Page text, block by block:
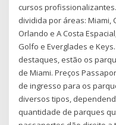
cursos profissionalizantes.
dividida por áreas: Miami,
Orlando e A Costa
Golfo e Everglades e
destaques, estão os
de Miami. Preços
de ingresso para os
diversos tipos,
quantidade de parques